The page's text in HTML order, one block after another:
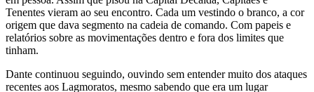
Tenentes vieram ao seu encontro. Cada um vestindo o branco, a cor
origem que dava segmento na cadeia de comando. Com papeis e
relatórios sobre as movimentações dentro e fora dos limites que
tinham.
Dante continuou seguindo, ouvindo sem entender muito dos ataques
recentes aos Lagmoratos, mesmo sabendo que era um lugar